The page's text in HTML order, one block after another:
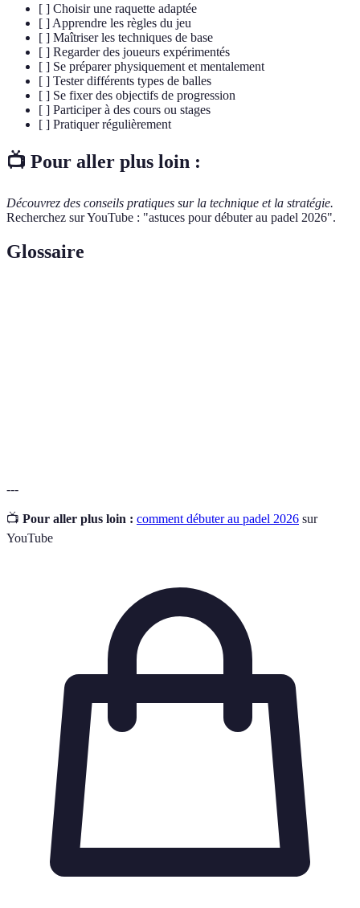
[ ] Choisir une raquette adaptée
[ ] Apprendre les règles du jeu
[ ] Maîtriser les techniques de base
[ ] Regarder des joueurs expérimentés
[ ] Se préparer physiquement et mentalement
[ ] Tester différents types de balles
[ ] Se fixer des objectifs de progression
[ ] Participer à des cours ou stages
[ ] Pratiquer régulièrement
📺 Pour aller plus loin :
Découvrez des conseils pratiques sur la technique et la stratégie.
Recherchez sur YouTube : "astuces pour débuter au padel 2026".
Glossaire
---
📺 Pour aller plus loin : comment débuter au padel 2026 sur
YouTube